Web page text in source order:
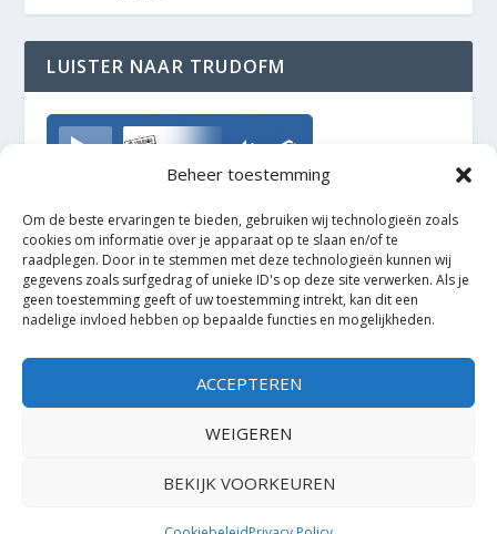
Beheer toestemming
Om de beste ervaringen te bieden, gebruiken wij technologieën zoals
cookies om informatie over je apparaat op te slaan en/of te
raadplegen. Door in te stemmen met deze technologieën kunnen wij
gegevens zoals surfgedrag of unieke ID's op deze site verwerken. Als je
geen toestemming geeft of uw toestemming intrekt, kan dit een
nadelige invloed hebben op bepaalde functies en mogelijkheden.
ACCEPTEREN
WEIGEREN
BEKIJK VOORKEUREN
LUISTER NAAR TRUDOFM
TrudoFM
Elegant Themes| Mogelijk gemaakt door